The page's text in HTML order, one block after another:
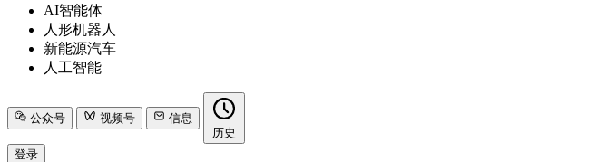
AI智能体
人形机器人
新能源汽车
人工智能
公众号 视频号
信息
历史
登录